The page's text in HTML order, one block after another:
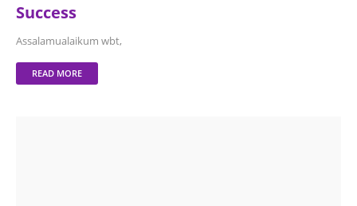
Success
Assalamualaikum wbt,
READ MORE